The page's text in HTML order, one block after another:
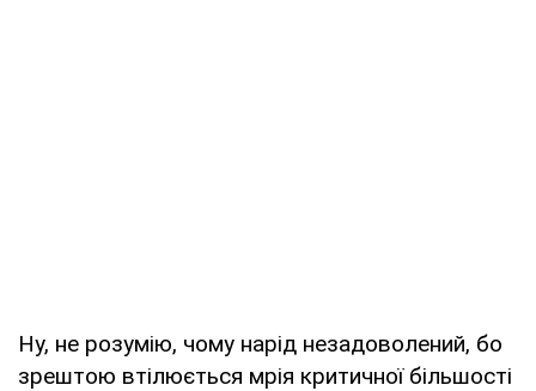
Ну, не розумію, чому нарід незадоволений, бо
зрештою втілюється мрія критичної більшості